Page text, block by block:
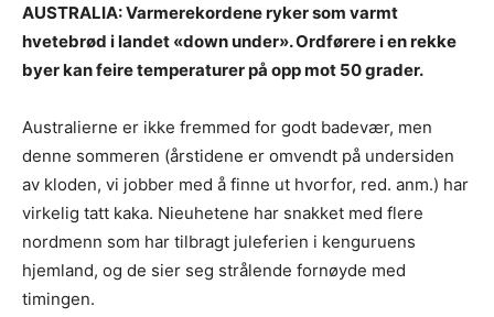
AUSTRALIA: Varmerekordene ryker som varmt
hvetebrød i landet «down under». Ordførere i en rekke
byer kan feire temperaturer på opp mot 50 grader.
Australierne er ikke fremmed for godt badevær, men
denne sommeren (årstidene er omvendt på undersiden
av kloden, vi jobber med å finne ut hvorfor, red. anm.) har
virkelig tatt kaka. Nieuhetene har snakket med flere
nordmenn som har tilbragt juleferien i kenguruens
hjemland, og de sier seg strålende fornøyde med
timingen.